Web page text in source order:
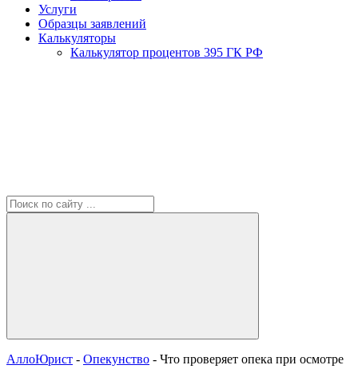
Услуги
Образцы заявлений
Калькуляторы
Калькулятор процентов 395 ГК РФ
АллоЮрист - Опекунство - Что проверяет опека при осмотре